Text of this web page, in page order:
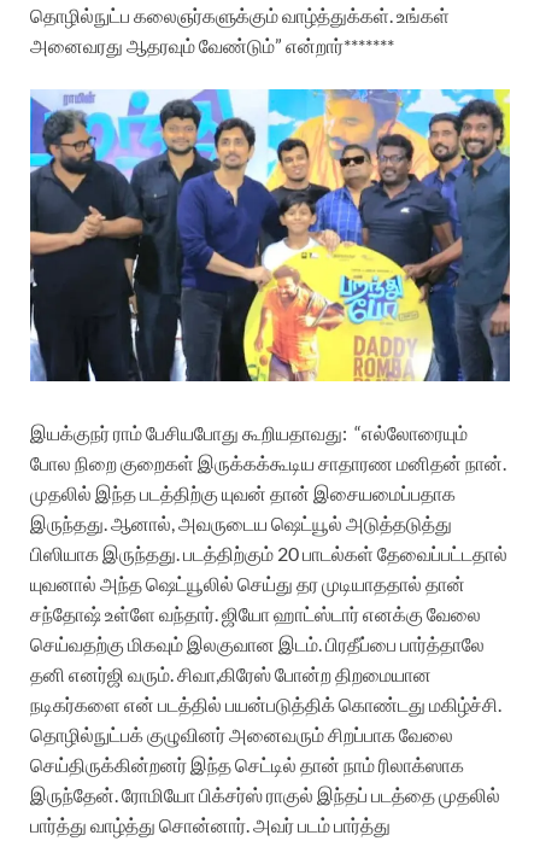
தொழில்நுட்ப கலைஞர்களுக்கும் வாழ்த்துக்கள். உங்கள்
அனைவரது ஆதரவும் வேண்டும்” என்றார்*******
இயக்குநர் ராம் பேசியபோது கூறியதாவது: “எல்லோரையும்
போல நிறை குறைகள் இருக்கக்கூடிய சாதாரண மனிதன் நான்.
முதலில் இந்த படத்திற்கு யுவன் தான் இசையமைப்பதாக
இருந்தது. ஆனால், அவருடைய ஷெட்யூல் அடுத்தடுத்து
பிஸியாக இருந்தது. படத்திற்கும் 20 பாடல்கள் தேவைப்பட்டதால்
யுவனால் அந்த ஷெட்யூலில் செய்து தர முடியாததால் தான்
சந்தோஷ் உள்ளே வந்தார். ஜியோ ஹாட்ஸ்டார் எனக்கு வேலை
செய்வதற்கு மிகவும் இலகுவான இடம். பிரதீப்பை பார்த்தாலே
தனி எனர்ஜி வரும். சிவா,கிரேஸ் போன்ற திறமையான
நடிகர்களை என் படத்தில் பயன்படுத்திக் கொண்டது மகிழ்ச்சி.
தொழில்நுட்பக் குழுவினர் அனைவரும் சிறப்பாக வேலை
செய்திருக்கின்றனர் இந்த செட்டில் தான் நாம் ரிலாக்ஸாக
இருந்தேன். ரோமியோ பிக்சர்ஸ் ராகுல் இந்தப் படத்தை முதலில்
பார்த்து வாழ்த்து சொன்னார். அவர் படம் பார்த்து